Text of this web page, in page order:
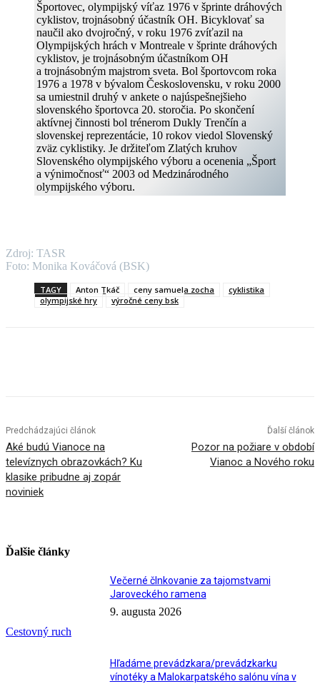
Športovec, olympijský víťaz 1976 v šprinte dráhových
cyklistov, trojnásobný účastník OH. Bicyklovať sa
naučil ako dvojročný, v roku 1976 zvíťazil na
Olympijských hrách v Montreale v šprinte dráhových
cyklistov, je trojnásobným účastníkom OH
a trojnásobným majstrom sveta. Bol športovcom roka
1976 a 1978 v bývalom Československu, v roku 2000
sa umiestnil druhý v ankete o najúspešnejšieho
slovenského športovca 20. storočia. Po skončení
aktívnej činnosti bol trénerom Dukly Trenčín a
slovenskej reprezentácie, 10 rokov viedol Slovenský
zväz cyklistiky. Je držiteľom Zlatých kruhov
Slovenského olympijského výboru a ocenenia „Šport
a výnimočnosť“ 2003 od Medzinárodného
olympijského výboru.
Zdroj: TASR
Foto: Monika Kováčová (BSK)
TAGY Anton Tkáč ceny samuela zocha
cyklistika
olympijské hry
výročné ceny bsk
Predchádzajúci článok
Aké budú Vianoce na
televíznych obrazovkách? Ku
klasike pribudne aj zopár
noviniek
Ďalší článok
Pozor na požiare v období
Vianoc a Nového roku
Ďalšie články
Cestovný ruch
Večerné člnkovanie za tajomstvami
Jaroveckého ramena
9. augusta 2026
Hľadáme prevádzkara/prevádzkarku
vínotéky a Malokarpatského salónu vína v